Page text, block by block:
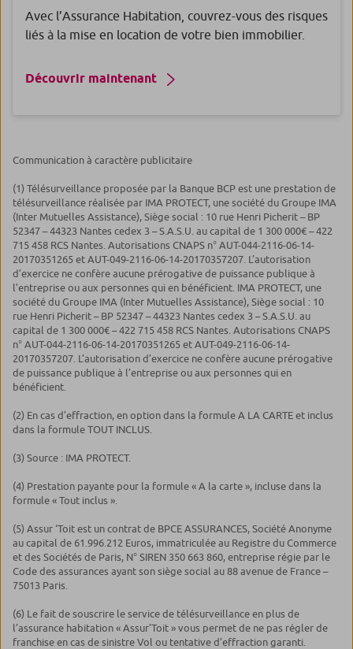
Avec l’Assurance Habitation, couvrez-vous des risques
liés à la mise en location de votre bien immobilier.
Découvrir maintenant
Communication à caractère publicitaire
(1) Télésurveillance proposée par la Banque BCP est une prestation de
télésurveillance réalisée par IMA PROTECT, une société du Groupe IMA
(Inter Mutuelles Assistance), Siège social : 10 rue Henri Picherit – BP
52347 – 44323 Nantes cedex 3 – S.A.S.U. au capital de 1 300 000€ – 422
715 458 RCS Nantes. Autorisations CNAPS n° AUT-044-2116-06-14-
20170351265 et AUT-049-2116-06-14-20170357207. L’autorisation
d’exercice ne confère aucune prérogative de puissance publique à
l’entreprise ou aux personnes qui en bénéficient. IMA PROTECT, une
société du Groupe IMA (Inter Mutuelles Assistance), Siège social : 10
rue Henri Picherit – BP 52347 – 44323 Nantes cedex 3 – S.A.S.U. au
capital de 1 300 000€ – 422 715 458 RCS Nantes. Autorisations CNAPS
n° AUT-044-2116-06-14-20170351265 et AUT-049-2116-06-14-
20170357207. L’autorisation d’exercice ne confère aucune prérogative
de puissance publique à l’entreprise ou aux personnes qui en
bénéficient.
(2) En cas d’effraction, en option dans la formule A LA CARTE et inclus
dans la formule TOUT INCLUS.
(3) Source : IMA PROTECT.
(4) Prestation payante pour la formule « A la carte », incluse dans la
formule « Tout inclus ».
(5) Assur ‘Toit est un contrat de BPCE ASSURANCES, Société Anonyme
au capital de 61.996.212 Euros, immatriculée au Registre du Commerce
et des Sociétés de Paris, N° SIREN 350 663 860, entreprise régie par le
Code des assurances ayant son siège social au 88 avenue de France –
75013 Paris.
(6) Le fait de souscrire le service de télésurveillance en plus de
l’assurance habitation « Assur’Toit » vous permet de ne pas régler de
franchise en cas de sinistre Vol ou tentative d’effraction garanti.